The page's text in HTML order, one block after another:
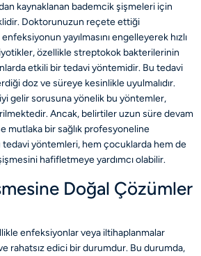
kaynaklanan bademcik şişmeleri için
Doktorunuzun reçete ettiği
yayılmasını engelleyerek hızlı
özellikle streptokok bakterilerinin
etkili bir tedavi yöntemidir. Bu tedavi
doz ve süreye kesinlikle uyulmalıdır.
gelir sorusuna yönelik bu yöntemler,
Ancak, belirtiler uzun süre devam
mutlaka bir sağlık profesyoneline
tedavi yöntemleri, hem çocuklarda hem de
hafifletmeye yardımcı olabilir.
Doğal Çözümler
enfeksiyonlar veya iltihaplanmalar
rahatsız edici bir durumdur. Bu durumda,